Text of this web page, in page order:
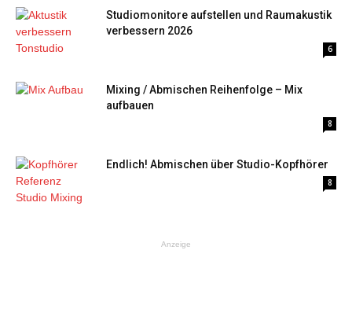
Studiomonitore aufstellen und Raumakustik
verbessern 2026
6
Mixing / Abmischen Reihenfolge – Mix
aufbauen
8
Endlich! Abmischen über Studio-Kopfhörer
8
Anzeige